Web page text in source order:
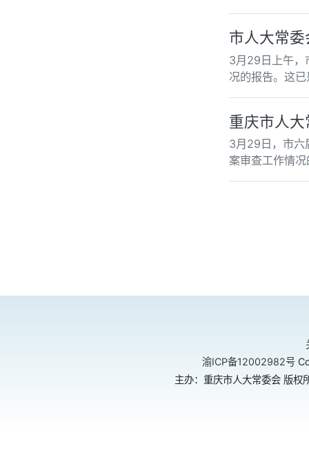
市人大常
3月29日上午，
况的报告。这
重庆市人
3月29日，市六
案审查工作情
渝ICP备12002982号
主办：重庆市人大常委会 版